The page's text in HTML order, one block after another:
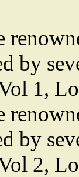
by
1,
by
2,